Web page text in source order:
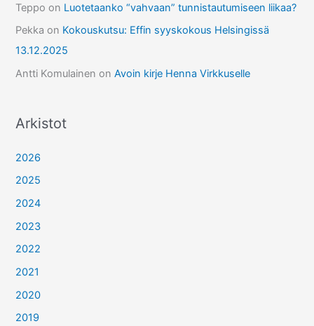
Teppo on Luotetaanko “vahvaan” tunnistautumiseen liikaa?
Pekka on Kokouskutsu: Effin syyskokous Helsingissä
13.12.2025
Antti Komulainen onAvoin kirje Henna Virkkuselle
Arkistot
2026
2025
2024
2023
2022
2021
2020
2019